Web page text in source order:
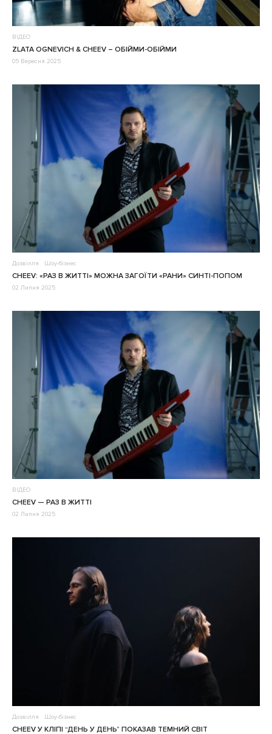
ВІДЕО
ZLATA OGNEVICH & CHEEV – ОБІЙМИ-ОБІЙМИ
05 Вересня 2025
Дозвілля Шоу-бізнес
CHEEV: «РАЗ В ЖИТТІ» МОЖНА ЗАГОЇТИ «РАНИ» СИНТІ-ПОПОМ
02 Липня 2025
ВІДЕО
CHEEV — РАЗ В ЖИТТІ
02 Липня 2025
Дозвілля Шоу-бізнес
CHEEV У КЛІПІ “ДЕНЬ У ДЕНЬ” ПОКАЗАВ ТЕМНИЙ СВІТ